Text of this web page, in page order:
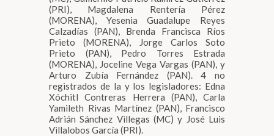
(PRI), Magdalena Rentería Pérez
(MORENA), Yesenia Guadalupe Reyes
Calzadías (PAN), Brenda Francisca Ríos
Prieto (MORENA), Jorge Carlos Soto
Prieto (PAN), Pedro Torres Estrada
(MORENA), Joceline Vega Vargas (PAN), y
Arturo Zubía Fernández (PAN). 4 no
registrados de la y los legisladores: Edna
Xóchitl Contreras Herrera (PAN), Carla
Yamileth Rivas Martínez (PAN), Francisco
Adrián Sánchez Villegas (MC) y José Luis
Villalobos García (PRI).